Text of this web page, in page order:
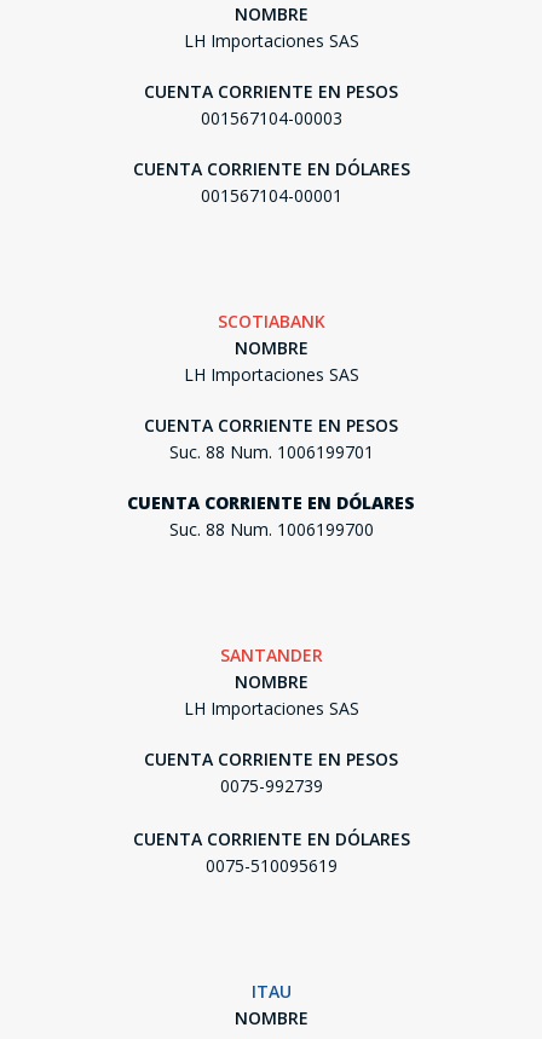
NOMBRE
LH Importaciones SAS
CUENTA CORRIENTE EN PESOS
001567104-00003
CUENTA CORRIENTE EN DÓLARES
001567104-00001
SCOTIABANK
NOMBRE
LH Importaciones SAS
CUENTA CORRIENTE EN PESOS
Suc. 88 Num. 1006199701
CUENTA CORRIENTE EN DÓLARES
Suc. 88 Num. 1006199700
SANTANDER
NOMBRE
LH Importaciones SAS
CUENTA CORRIENTE EN PESOS
0075-992739
CUENTA CORRIENTE EN DÓLARES
0075-510095619
ITAU
NOMBRE